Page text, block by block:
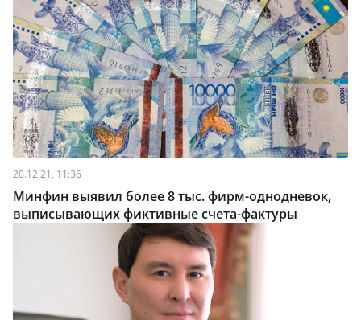
20.12.21, 11:36
Минфин выявил более 8 тыс. фирм-однодневок,
выписывающих фиктивные счета-фактуры